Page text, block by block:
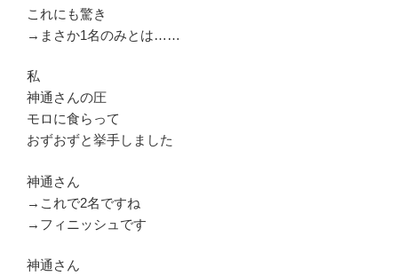
これにも驚き
→まさか1名のみとは……
私
神通さんの圧
モロに食らって
おずおずと挙手しました
神通さん
→これで2名ですね
→フィニッシュです
神通さん